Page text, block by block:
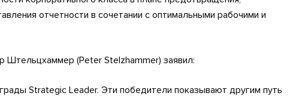
отчетности в сочетании с оптимальными рабочими и
(Peter Stelzhammer) заявил:
Strategic Leader. Эти победители показывают другим путь